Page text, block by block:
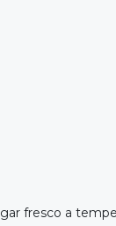
fresco a